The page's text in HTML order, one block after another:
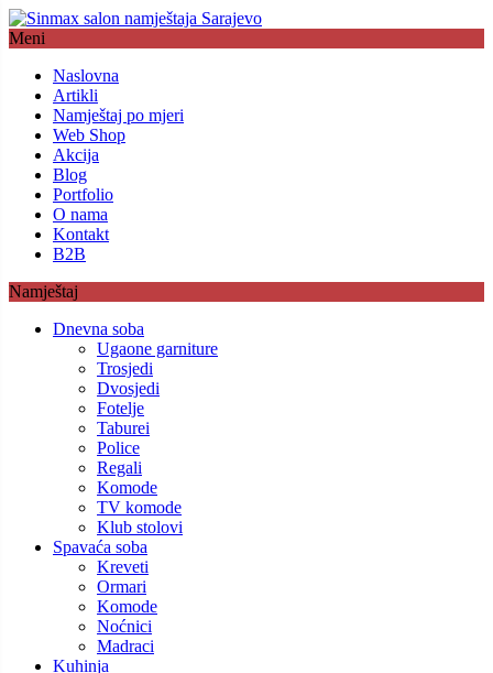
Meni
Naslovna
Artikli
Namještaj po mjeri
Web Shop
Akcija
Blog
Portfolio
O nama
Kontakt
B2B
Namještaj
Dnevna soba
Ugaone garniture
Trosjedi
Dvosjedi
Fotelje
Taburei
Police
Regali
Komode
TV komode
Klub stolovi
Spavaća soba
Kreveti
Ormari
Komode
Noćnici
Madraci
Kuhinja